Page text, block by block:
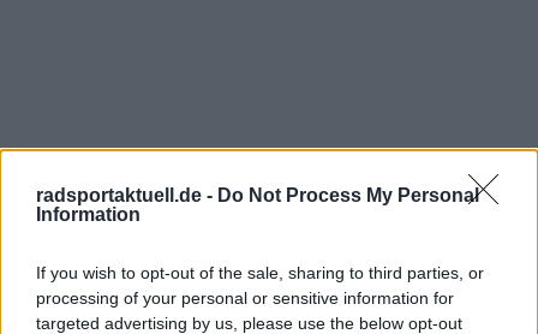
radsportaktuell.de - Do Not Process My Personal
Information
If you wish to opt-out of the sale, sharing to third parties, or
processing of your personal or sensitive information for
targeted advertising by us, please use the below opt-out